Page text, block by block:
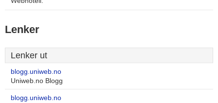
Lenker
Lenker ut
blogg.uniweb.no
Uniweb.no Blogg
blogg.uniweb.no